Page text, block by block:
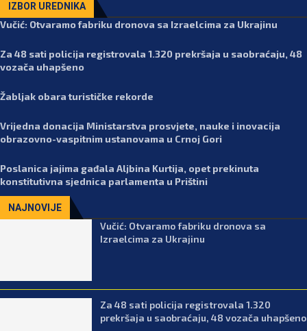
IZBOR UREDNIKA
Vučić: Otvaramo fabriku dronova sa Izraelcima za Ukrajinu
Za 48 sati policija registrovala 1.320 prekršaja u saobraćaju, 48
vozača uhapšeno
Žabljak obara turističke rekorde
Vrijedna donacija Ministarstva prosvjete, nauke i inovacija
obrazovno-vaspitnim ustanovama u Crnoj Gori
Poslanica jajima gađala Aljbina Kurtija, opet prekinuta
konstitutivna sjednica parlamenta u Prištini
NAJNOVIJE
Vučić: Otvaramo fabriku dronova sa
Izraelcima za Ukrajinu
Za 48 sati policija registrovala 1.320
prekršaja u saobraćaju, 48 vozača uhapšeno